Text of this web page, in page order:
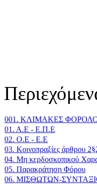
001. ΚΛΙΜΑΚΕΣ
01. Α.Ε - Ε.Π.Ε
02. Ο.Ε - Ε.Ε
03. Κοινοπραξίες άρθρου
04. Μη κερδοσκοπικού
05. Παρακράτηση Φόρου
06. ΜΙΣΘΩΤΩΝ-